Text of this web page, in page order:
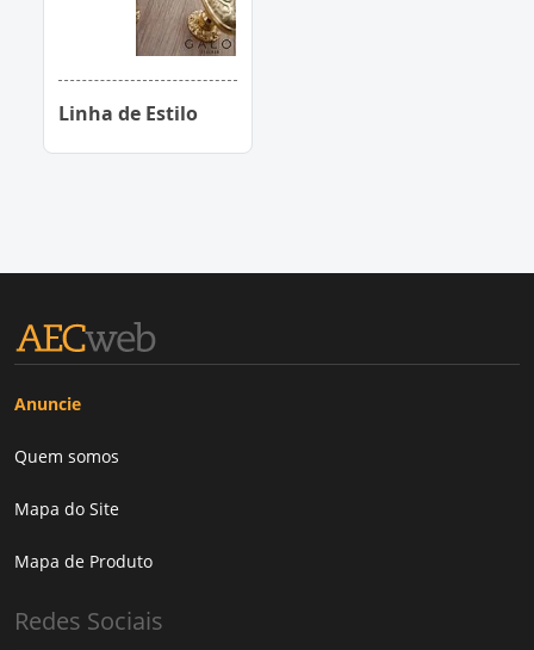
Linha de Estilo
Anuncie
Quem somos
Mapa do Site
Mapa de Produto
Redes Sociais